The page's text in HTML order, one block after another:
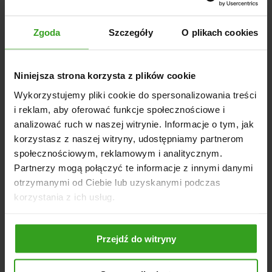
Zgoda Szczegóły O plikach cookies
Niniejsza strona korzysta z plików cookie
Wykorzystujemy pliki cookie do spersonalizowania treści
i reklam, aby oferować funkcje społecznościowe i
analizować ruch w naszej witrynie. Informacje o tym, jak
korzystasz z naszej witryny, udostępniamy partnerom
społecznościowym, reklamowym i analitycznym.
Partnerzy mogą połączyć te informacje z innymi danymi
otrzymanymi od Ciebie lub uzyskanymi podczas
korzystania z ich usług.
Przejdź do witryny
DANE TECHNICZNE
Szerokość robocza: dostępna w 6 wariantach
Noże: łukowe, zamontowane na obrotowym wale
Zapotrzebowanie na moc: niskie
Wykończenie: malowana proszkowo
Gwarancja: bezpieczne zakupy
NASI KLIENCI WYBIERALI RÓWNIEŻ